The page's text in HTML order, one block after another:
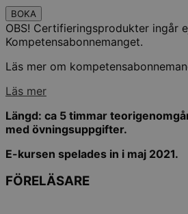
BOKA
OBS! Certifieringsprodukter ingår
Kompetensabonnemanget.
Läs mer om
Läs mer
Längd: ca 5 timmar
med övningsuppgifter.
E-kursen spelades in i maj 2021.
FÖRELÄSARE